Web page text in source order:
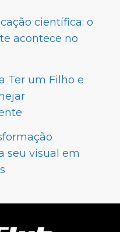
científica: o
acontece no
Ter um Filho e
seu visual em